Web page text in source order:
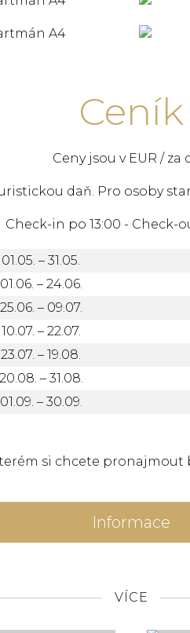
Ceník
Ceny jsou v EUR / za
daň. Pro osoby
Check-in po 13:00 - Check-
01.05. – 31.05.
01.06. – 24.06.
25.06. – 09.07.
10.07. – 22.07.
23.07. – 19.08.
20.08. – 31.08.
01.09. – 30.09.
si chcete pronajmout
Informace
VÍCE